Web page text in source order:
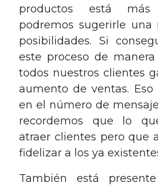
productos está
podremos sugerirle una
posibilidades. Si
este proceso de
todos nuestros clientes
aumento de ventas. Eso
en el número de
recordemos que lo
atraer clientes pero que
fidelizar a los ya
También está